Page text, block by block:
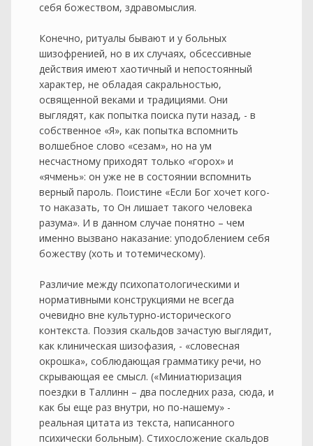
себя божеством, здравомыслия.
Конечно, ритуалы бывают и у больных
шизофренией, но в их случаях, обсессивные
действия имеют хаотичный и непостоянный
характер, не обладая сакральностью,
освященной веками и традициями. Они
выглядят, как попытка поиска пути назад, - в
собственное «Я», как попытка вспомнить
волшебное слово «сезам», но на ум
несчастному приходят только «горох» и
«ячмень»: он уже не в состоянии вспомнить
верный пароль. Поистине «Если Бог хочет кого-
то наказать, то Он лишает такого человека
разума». И в данном случае понятно – чем
именно вызвано наказание: уподоблением себя
божеству (хоть и тотемическому).
Различие между психопатологическими и
нормативными конструкциями не всегда
очевидно вне культурно-исторического
контекста. Поэзия скальдов зачастую выглядит,
как клиническая шизофазия, - «словесная
окрошка», соблюдающая грамматику речи, но
скрывающая ее смысл. («Миниатюризация
поездки в Таллинн – два последних раза, сюда, и
как бы еще раз внутри, но по-нашему» -
реальная цитата из текста, написанного
психически больным). Стихосложение скальдов